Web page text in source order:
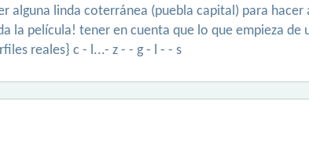
alguna linda coterránea (puebla capital) para
la película! tener en cuenta que lo que empieza
reales} c - l...- z - - g - l - - s